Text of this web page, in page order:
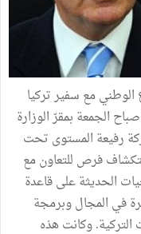
الوطني مع سفير تركيا
الجمعة بمقرّ الوزارة
رفيعة المستوى تحت
فرص للتعاون مع
الحديثة على قاعدة
في المجال وبرمجة
وكانت هذه